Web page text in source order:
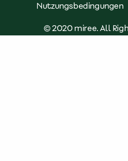
Nutzungsbedingungen
© 2020 miree. All